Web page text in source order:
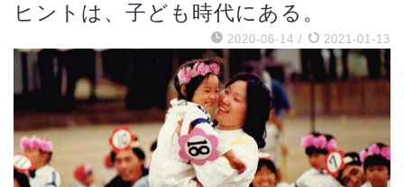
ヒントは、子ども時代にある。
2020-06-14 / 2021-01-13